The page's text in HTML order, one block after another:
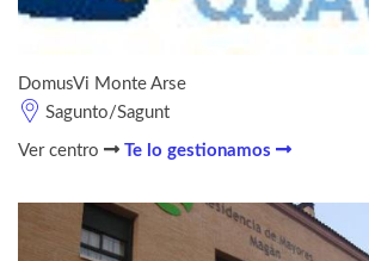
DomusVi Monte Arse
Sagunto/Sagunt
Ver centro Te lo gestionamos